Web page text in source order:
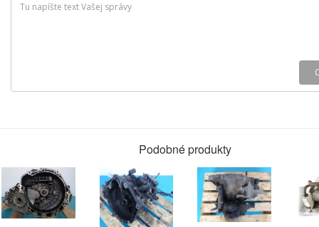
Podobné produkty